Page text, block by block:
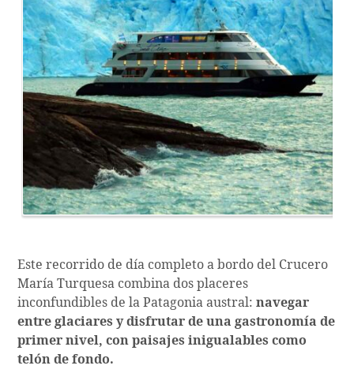
Este recorrido de día completo a bordo del Crucero
María Turquesa combina dos placeres
inconfundibles de la Patagonia austral:navegar
entre glaciares y disfrutar de una gastronomía de
primer nivel, con paisajes inigualables como
telón de fondo.